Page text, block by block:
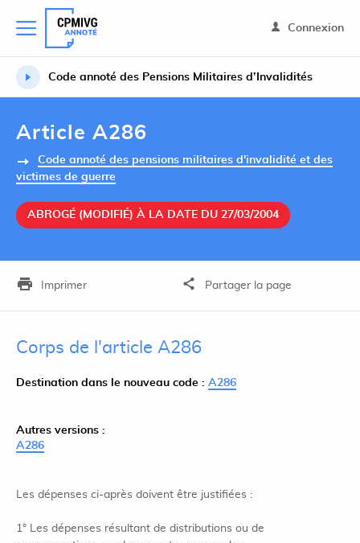
Connexion
Code annoté des Pensions Militaires d’Invalidités
Article A286
Code annoté des pensions militaires d'invalidité et des
victimes de guerre
ABROGÉ (MODIFIÉ) À LA DATE DU 27/03/2004
Imprimer Partager la page
Corps de l'article A286
Destination dans le nouveau code : A286
Autres versions :
A286
Les dépenses ci-après doivent être justifiées :
1° Les dépenses résultant de distributions ou de